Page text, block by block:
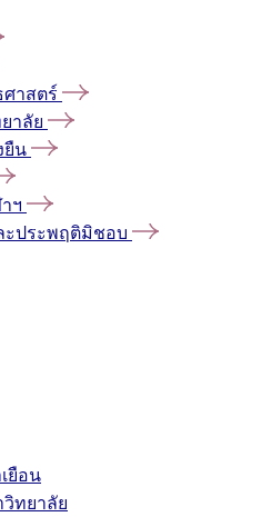
าสตร์
าลัย
ยืน
ฯ
ะประพฤติมิชอบ
ยือน
ทยาลัย